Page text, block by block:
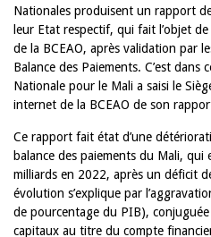
Nationales produisent un rapport
leur Etat respectif, qui fait l’objet
de la BCEAO, après validation par
Balance des Paiements. C’est dans
Nationale pour le Mali a saisi le
internet de la BCEAO de son
Ce rapport fait état d’une
balance des paiements du Mali,
milliards en 2022, après un déficit
évolution s’explique par
de pourcentage du PIB),
capitaux au titre du compte